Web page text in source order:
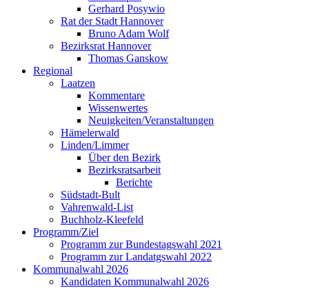
Gerhard Posywio
Rat der Stadt Hannover
Bruno Adam Wolf
Bezirksrat Hannover
Thomas Ganskow
Regional
Laatzen
Kommentare
Wissenwertes
Neuigkeiten/Veranstaltungen
Hämelerwald
Linden/Limmer
Über den Bezirk
Bezirksratsarbeit
Berichte
Südstadt-Bult
Vahrenwald-List
Buchholz-Kleefeld
Programm/Ziel
Programm zur Bundestagswahl 2021
Programm zur Landatgswahl 2022
Kommunalwahl 2026
Kandidaten Kommunalwahl 2026